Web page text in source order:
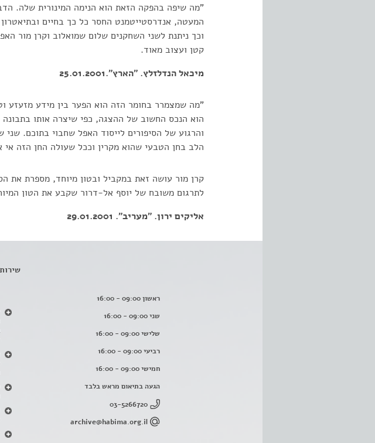
"מה שיפה בהפקה הזאת הוא הנימה המינורית שלה.
המעטה, אנדרסטייטמנט החסר כל כך בחיים
וכך ניתנת לשני השחקנים שלום שמואלוב וקרן מור
קטן ועצוב מאוד.
מיכאל הנדלזלץ. "הארץ".25.01.2001
"מה שמצמרר בחומר הזה הוא הפער בין מידע מזעזע
הוא הנכס החשוב של ההצגה, כפי שיצרה אותו
והרגוע של הסיפורים לייסוד האפל שחבוי בתוכם.
הלב בחן הטבעי שהוא מקרין וככל שעולה החן הזה
קרן מור עושה זאת במקביל ובטון מיוחד, מספרת את
לתרגום משובח של יוסף אל-דרור שקבע את הטון
אליקים ירון. "מעריב". 29.01.2001
ראשון 09:00 - 16:00
שני 09:00 - 16:00
שלישי 09:00 - 16:00
רביעי 09:00 - 16:00
חמישי 09:00 - 16:00
הגעה בתיאום מראש בלבד
03-5266720
archive@habima.org.il